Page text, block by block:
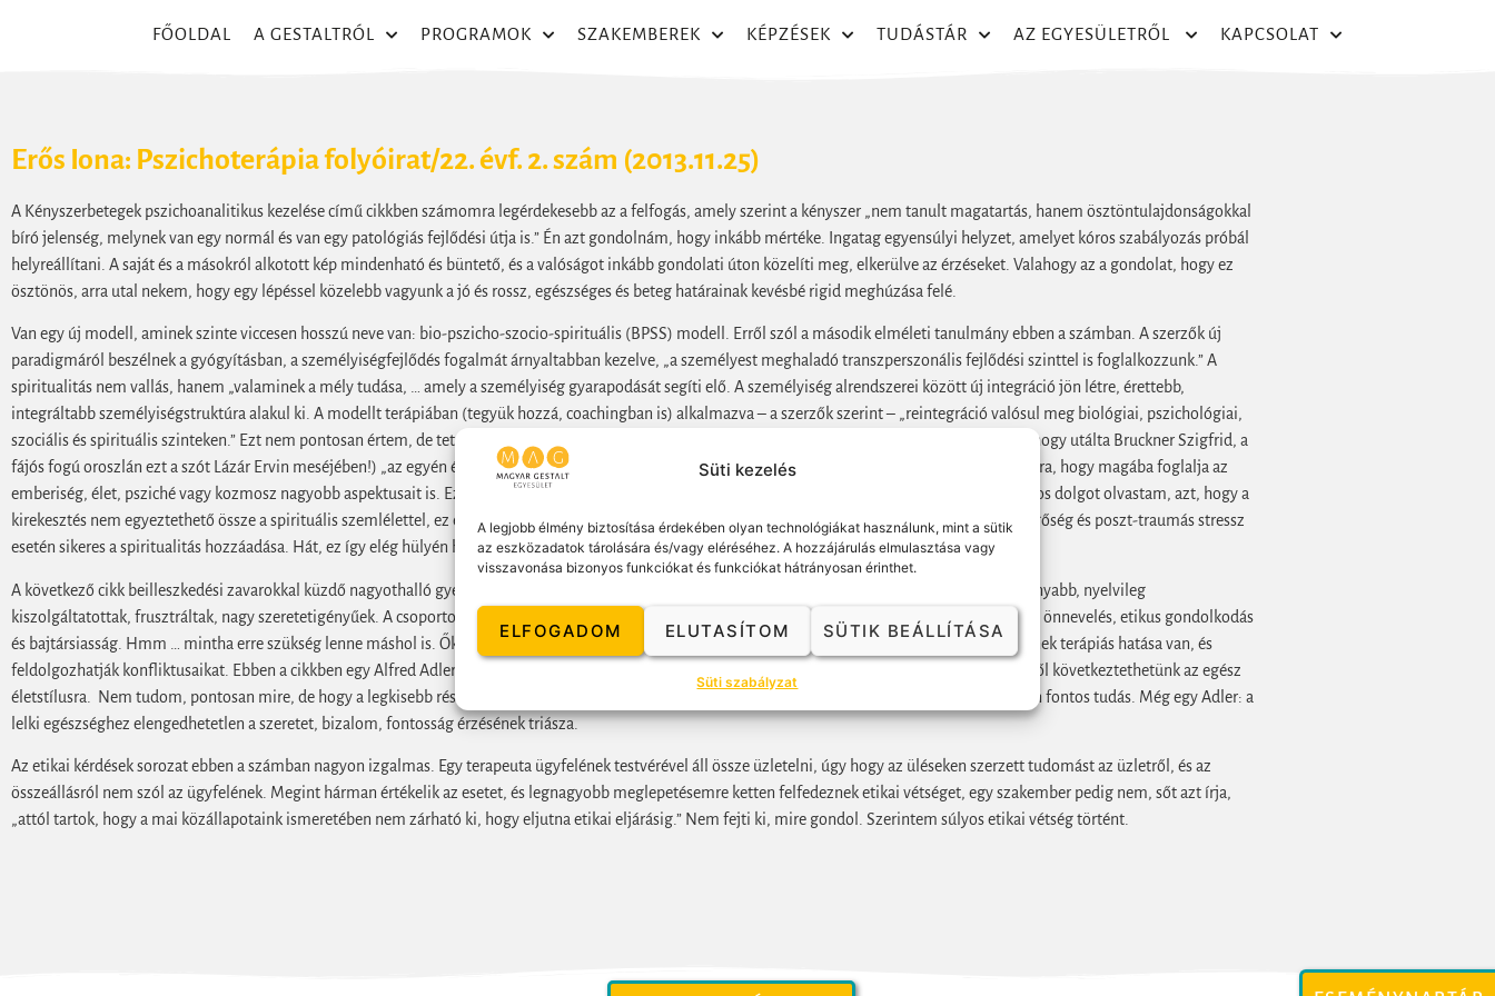
Süti kezelés
A legjobb élmény biztosítása érdekében olyan technológiákat használunk, mint a sütik
az eszközadatok tárolására és/vagy eléréséhez. A hozzájárulás elmulasztása vagy
visszavonása bizonyos funkciókat és funkciókat hátrányosan érinthet.
ELFOGADOM ELUTASÍTOM SÜTIK BEÁLLÍTÁSA
Süti szabályzat
FŐOLDAL A GESTALTRÓL PROGRAMOK SZAKEMBEREK KÉPZÉSEK TUDÁSTÁR AZ EGYESÜLETRŐL KAPCSOLAT
Erős Iona: Pszichoterápia folyóirat/22. évf. 2. szám (2013.11.25)
A Kényszerbetegek pszichoanalitikus kezelése című cikkben számomra legérdekesebb az a felfogás, amely szerint a kényszer „nem tanult magatartás, hanem ösztöntulajdonságokkal
bíró jelenség, melynek van egy normál és van egy patológiás fejlődési útja is.” Én azt gondolnám, hogy inkább mértéke. Ingatag egyensúlyi helyzet, amelyet kóros szabályozás próbál
helyreállítani. A saját és a másokról alkotott kép mindenható és büntető, és a valóságot inkább gondolati úton közelíti meg, elkerülve az érzéseket. Valahogy az a gondolat, hogy ez
ösztönös, arra utal nekem, hogy egy lépéssel közelebb vagyunk a jó és rossz, egészséges és beteg határainak kevésbé rigid meghúzása felé.
Van egy új modell, aminek szinte viccesen hosszú neve van: bio-pszicho-szocio-spirituális (BPSS) modell. Erről szól a második elméleti tanulmány ebben a számban. A szerzők új
paradigmáról beszélnek a gyógyításban, a személyiségfejlődés fogalmát árnyaltabban kezelve, „a személyest meghaladó transzperszonális fejlődési szinttel is foglalkozzunk.” A
spiritualitás nem vallás, hanem „valaminek a mély tudása, … amely a személyiség gyarapodását segíti elő. A személyiség alrendszerei között új integráció jön létre, érettebb,
integráltabb személyiségstruktúra alakul ki. A modellt terápiában (tegyük hozzá, coachingban is) alkalmazva – a szerzők szerint – „reintegráció valósul meg biológiai, pszichológiai,
szociális és spirituális szinteken.” Ezt nem pontosan értem, de tetszik. Még egy fogalmat próbálnak meg tisztázni, a transzperszonalitásét, miszerint (hogy utálta Bruckner Szigfrid, a
fájós fogú oroszlán ezt a szót Lázár Ervin meséjében!) „az egyén és egy magasabb entitás közti kapcsolat. Amikor a személy én-azonossága tágul annyira, hogy magába foglalja az
emberiség, élet, psziché vagy kozmosz nagyobb aspektusait is. Ez több értéket és értelmet hoz az egyén életébe”, ami véd és gyarapít. Itt még egy fontos dolgot olvastam, azt, hogy a
kirekesztés nem egyeztethető össze a spirituális szemlélettel, ez elég jó jelzés lehet arra, hogy valaki, spiritualitásról beszélve komolyan vehető-e. Függőség és poszt-traumás stressz
esetén sikeres a spiritualitás hozzáadása. Hát, ez így elég hülyén hangzik: a spiritualitás hozzáadása.
A következő cikk beilleszkedési zavarokkal küzdő nagyothalló gyerekek dramatikus csoportjáról szól. Ezeknek a gyerekeknek a feszültségtűrése alacsonyabb, nyelvileg
kiszolgáltatottak, frusztráltak, nagy szeretetigényűek. A csoportokkal ezeket célozzák meg: saját hangulat felelősségteljes formálása, szolidaritás terén önnevelés, etikus gondolkodás
és bajtársiasság. Hmm … mintha erre szükség lenne máshol is. Ők mindenesetre nyitottak a dramatikus foglalkozásra, itt kiélhetik agressziójukat, aminek terápiás hatása van, és
feldolgozhatják konfliktusaikat. Ebben a cikkben egy Alfred Adler hivatkozás hívta magára a figyelmem, amely szerint a viselkedés legkisebb részletéből következtethetünk az egész
életstílusra. Nem tudom, pontosan mire, de hogy a legkisebb részletben az egész megjelenik, ezzel egyetértek, és a személyes és szervezeti munkában fontos tudás. Még egy Adler: a
lelki egészséghez elengedhetetlen a szeretet, bizalom, fontosság érzésének triásza.
Az etikai kérdések sorozat ebben a számban nagyon izgalmas. Egy terapeuta ügyfelének testvérével áll össze üzletelni, úgy hogy az üléseken szerzett tudomást az üzletről, és az
összeállásról nem szól az ügyfelének. Megint hárman értékelik az esetet, és legnagyobb meglepetésemre ketten felfedeznek etikai vétséget, egy szakember pedig nem, sőt azt írja,
„attól tartok, hogy a mai közállapotaink ismeretében nem zárható ki, hogy eljutna etikai eljárásig.” Nem fejti ki, mire gondol. Szerintem súlyos etikai vétség történt.